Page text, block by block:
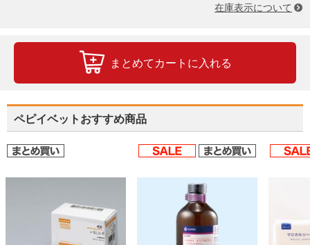
在庫表示について
まとめてカートに入れる
ペピイベットおすすめ商品